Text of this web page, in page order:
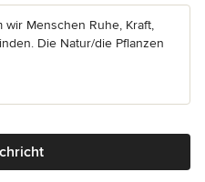
Menschen Ruhe, Kraft,
Die Natur/die Pflanzen